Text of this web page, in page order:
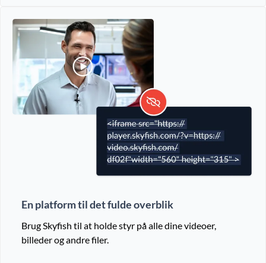
En platform til det fulde overblik
Brug Skyfish til at holde styr på alle dine videoer,
billeder og andre filer.